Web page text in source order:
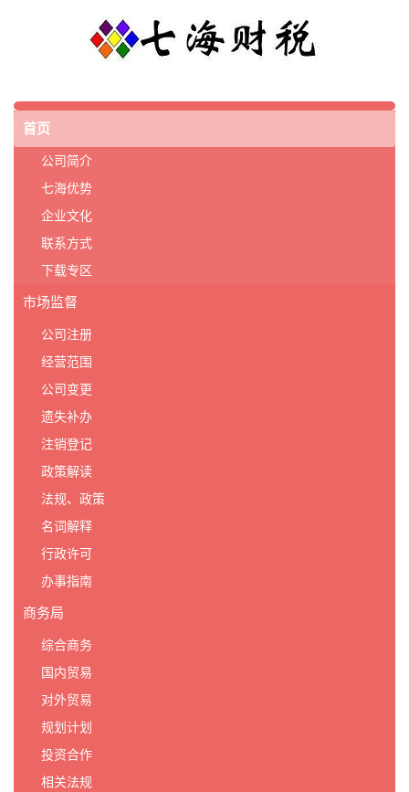
首页
公司简介
七海优势
企业文化
联系方式
下载专区
市场监督
公司注册
经营范围
公司变更
遗失补办
注销登记
政策解读
法规、政策
名词解释
行政许可
办事指南
商务局
综合商务
国内贸易
对外贸易
规划计划
投资合作
相关法规